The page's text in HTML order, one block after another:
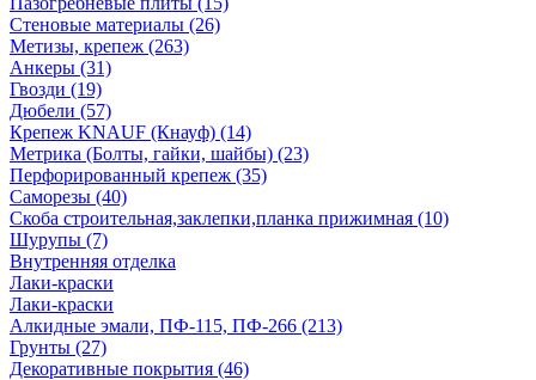
Стеновые материалы (26)
Метизы, крепеж (263)
Анкеры (31)
Гвозди (19)
Дюбели (57)
Крепеж KNAUF (Кнауф) (14)
Метрика (Болты, гайки, шайбы) (23)
Перфорированный крепеж (35)
Саморезы (40)
Скоба строительная,заклепки,планка прижимная (10)
Шурупы (7)
Внутренняя отделка
Лаки-краски
Лаки-краски
Алкидные эмали, ПФ-115, ПФ-266 (213)
Грунты (27)
Декоративные покрытия (46)